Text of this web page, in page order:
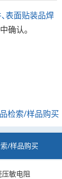
表面贴装品焊
确认。
检索/样品购买
/样品购买
压敏电阻